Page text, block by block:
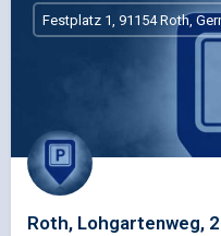
Roth, Lohgartenweg,
Festplatz 1, 91154 Roth,